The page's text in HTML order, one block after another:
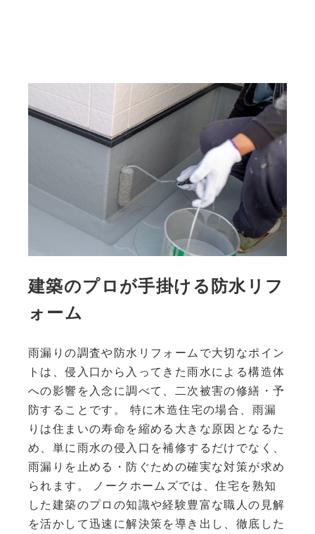
建築のプロが手掛ける防水リフ
ォーム
雨漏りの調査や防水リフォームで大切なポイン
トは、侵入口から入ってきた雨水による構造体
への影響を入念に調べて、二次被害の修繕・予
防することです。 特に木造住宅の場合、雨漏
りは住まいの寿命を縮める大きな原因となるた
め、単に雨水の侵入口を補修するだけでなく、
雨漏りを止める・防ぐための確実な対策が求め
られます。 ノークホームズでは、住宅を熟知
した建築のプロの知識や経験豊富な職人の見解
を活かして迅速に解決策を導き出し、徹底した